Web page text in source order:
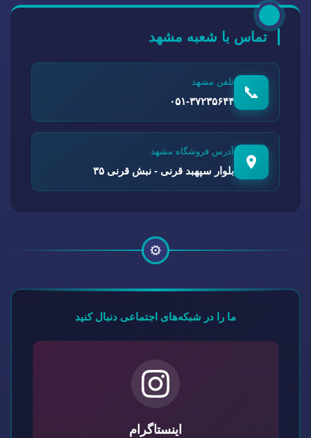
تماس با شعبه مشهد
📞
تلفن مشهد
۰۵۱-۳۷۲۳۵۶۴۴
آدرس فروشگاه مشهد
بلوار سپهبد قرنی - نبش قرنی ۳۵
⚙️
ما را در شبکه‌های اجتماعی دنبال کنید
اینستاگرام